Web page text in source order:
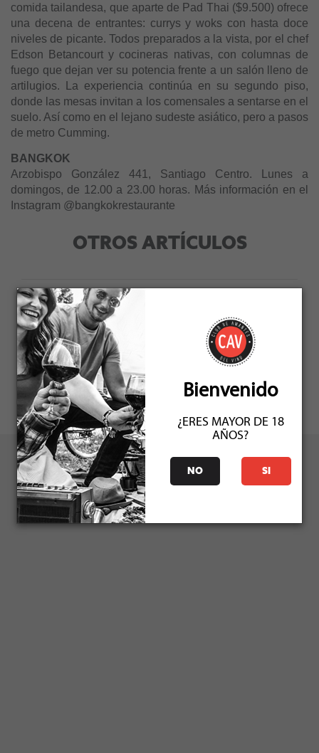
comida tailandesa, que aparte de Pad Thai ($9.500) ofrece
una decena de entrantes: currys y woks con hasta doce
niveles de picante. Todos preparados a la vista, por el chef
Edson Betancourt y cocineras nativas, con columnas de
fuego que dejan ver su potencia frente a un salón lleno de
artilugios. La experiencia continúa en su segundo piso,
donde las mesas invitan a los comensales a sentarse en el
suelo. Así como en el lejano sudeste asiático, pero a pasos
de metro Cumming.
BANGKOK
Arzobispo González 441, Santiago Centro. Lunes a
domingos, de 12.00 a 23.00 horas. Más información en el
Instagram @bangkokrestaurante
OTROS ARTÍCULOS
0
NO EXISTEN COMENTARIOS
Bienvenido
¿ERES MAYOR DE 18
AÑOS?
NO SI